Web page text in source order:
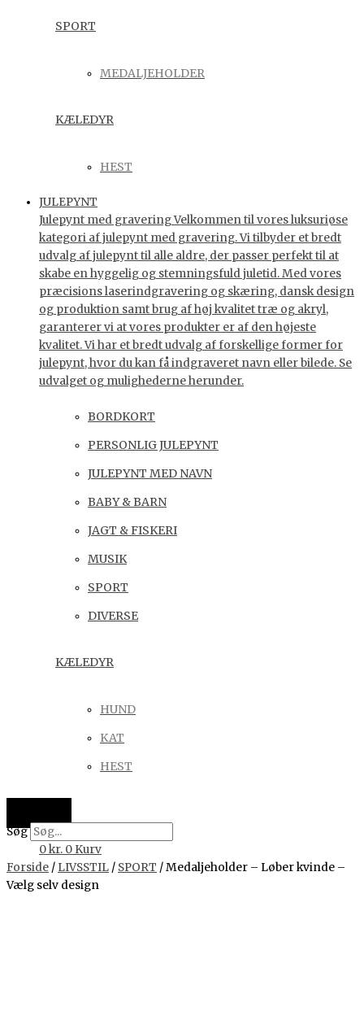
SPORT
MEDALJEHOLDER
KÆLEDYR
HEST
JULEPYNT
Julepynt med gravering Velkommen til vores luksuriøse
kategori af julepynt med gravering. Vi tilbyder et bredt
udvalg af julepynt til alle aldre, der passer perfekt til at
skabe en hyggelig og stemningsfuld juletid. Med vores
præcisions laserindgravering og skæring, dansk design
og produktion samt brug af høj kvalitet træ og akryl,
garanterer vi at vores produkter er af den højeste
kvalitet. Vi har et bredt udvalg af forskellige former for
julepynt, hvor du kan få indgraveret navn eller bilede. Se
udvalget og mulighederne herunder.
BORDKORT
PERSONLIG JULEPYNT
JULEPYNT MED NAVN
BABY & BARN
JAGT & FISKERI
MUSIK
SPORT
DIVERSE
KÆLEDYR
HUND
KAT
HEST
Søg
0kr. 0 Kurv
Forside / LIVSSTIL / SPORT / Medaljeholder – Løber kvinde –
Vælg selv design